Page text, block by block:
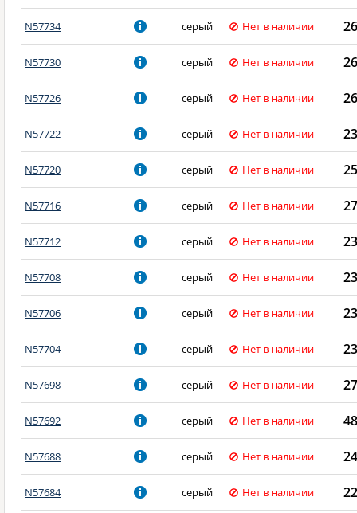
N57734 серый Нет в наличии
N57730 серый Нет в наличии
N57726 серый Нет в наличии
N57722 серый Нет в наличии
N57720 серый Нет в наличии
N57716 серый Нет в наличии
N57712 серый Нет в наличии
N57708 серый Нет в наличии
N57706 серый Нет в наличии
N57704 серый Нет в наличии
N57698 серый Нет в наличии
N57692 серый Нет в наличии
N57688 серый Нет в наличии
N57684 серый Нет в наличии